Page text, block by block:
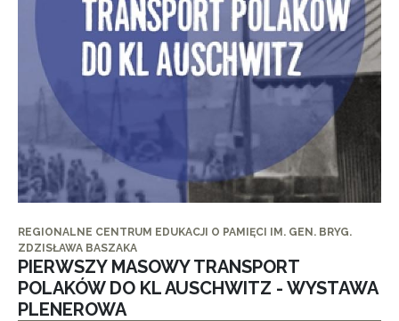
REGIONALNE CENTRUM EDUKACJI O PAMIĘCI IM. GEN. BRYG.
ZDZISŁAWA BASZAKA
PIERWSZY MASOWY TRANSPORT
POLAKÓW DO KL AUSCHWITZ - WYSTAWA
PLENEROWA